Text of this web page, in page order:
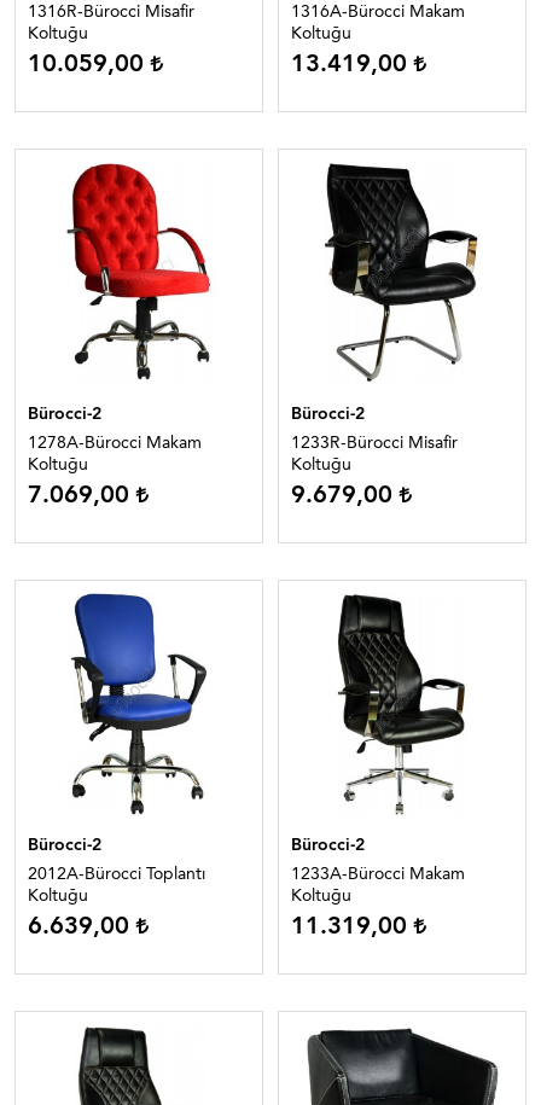
1316R-Bürocci Misafir
Koltuğu
10.059,00
1316A-Bürocci Makam
Koltuğu
13.419,00
Bürocci-2
1278A-Bürocci Makam
Koltuğu
7.069,00
Bürocci-2
1233R-Bürocci Misafir
Koltuğu
9.679,00
Bürocci-2
2012A-Bürocci Toplantı
Koltuğu
6.639,00
Bürocci-2
1233A-Bürocci Makam
Koltuğu
11.319,00